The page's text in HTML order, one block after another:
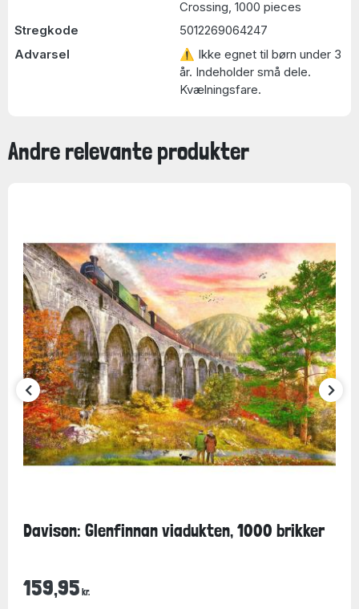
Crossing, 1000 pieces
Stregkode
5012269064247
Advarsel
⚠ Ikke egnet til børn under 3
år. Indeholder små dele.
Kvælningsfare.
Andre relevante produkter
Davison: Glenfinnan viadukten, 1000 brikker
159,95 kr.